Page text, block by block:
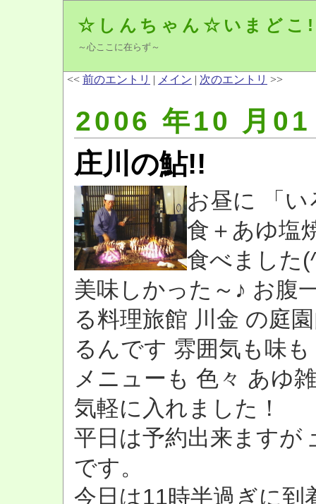
☆しんちゃん☆いまどこ
～心ここに在らず～
<< 前のエントリ | メイン | 次のエントリ >>
2006 年10 月
庄川の鮎!!
お昼に 「
食＋あゆ塩
食べました
美味しかった～♪ お腹
る料理旅館 川金 の庭
るんです 雰囲気も味
メニューも 色々 あゆ
気軽に入れました！
平日は予約出来ますが
です。
今日は11時半過ぎに到